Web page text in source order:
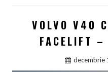
VOLVO V40
FACELIFT –
decembrie